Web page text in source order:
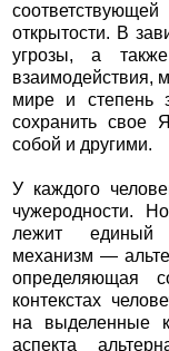
открытости. В
угрозы, а
взаимодействия,
мире и степень
сохранить свое
собой и другими.
У каждого
чужеродности.
лежит единый
механизм —
определяющая
контекстах
на выделенные
аспекта